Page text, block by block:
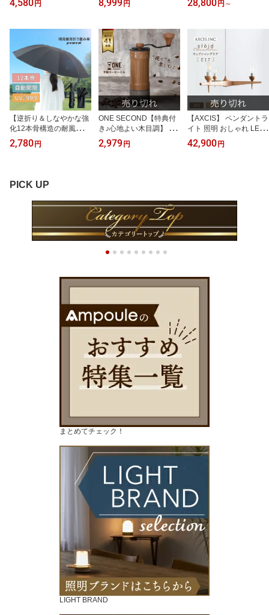
スプレイ モニター スク
ーライト 40cm ブラック
黒 自動調光 調光 調色 無
段階 高演色性 明るい US
B スクエア 1100Lux パソ
コン Luma ルマ
4,580円
モニター スクリーン デ
2cm ワイド リモコン ブ
ラック 黒 自動調光 調光
調色 無段階 高演色性 明
るい USB スクエア 1250
Lux パソコン 曲面モニタ
ー対応 Luma ルマ
8,999円
アン リモコン リビング
レトロヴィンテージ アン
ティーク モダン シャビ
ーシック 照明器具 天井
照明 インテリア ブラッ
ク ホワイト 黒 グレー 10
畳 LED 調光 調色 RAUTA
ラウタ
28,800円 ～
【逆折り＆しなやかな強
化12本骨構造の耐風傘・
ワンタッチ瞬間開閉】
【ファスナー付き傘袋で
動開閉 逆折り式 晴雨兼
用 折りたたみ傘 傘 日傘
雨傘 おしゃれ UVカット
2,780円
ONE SECOND【特典付
き♪心地よい木目調】 コ
ーヒーミル 手動 手挽き
手動コーヒーミル 41段
コーヒー豆 グラインダー
粗挽き 細挽き プレゼン
ト ワンセカンド
2,979円
【AXCIS】 ペンダントラ
イト 照明 おしゃれ LED
ペンダントライト シャン
デリア 3灯 E17 天然木
明 間接照明 木目 ウッド
ア
42,900円
PICK UP
まとめてチェック！
LIGHT BRAND